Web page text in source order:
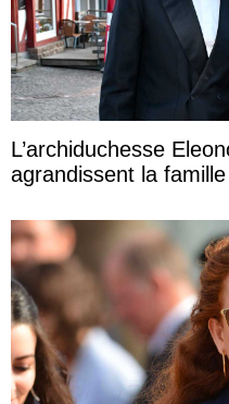
L’archiduchesse
agrandissent la